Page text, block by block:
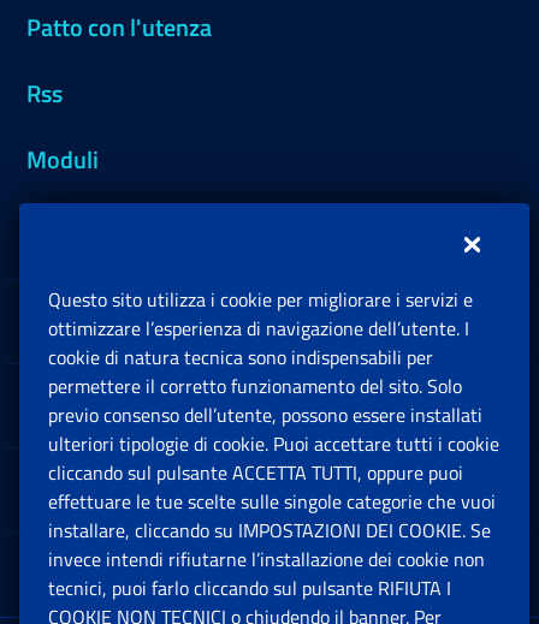
Patto con l'utenza
Rss
Moduli
Sedi e Contatti
Software
Note Legali
App mobile
Questo sito utilizza i cookie per migliorare i servizi e
ottimizzare l’esperienza di navigazione dell’utente. I
cookie di natura tecnica sono indispensabili per
permettere il corretto funzionamento del sito. Solo
previo consenso dell’utente, possono essere installati
ulteriori tipologie di cookie. Puoi accettare tutti i cookie
cliccando sul pulsante ACCETTA TUTTI, oppure puoi
effettuare le tue scelte sulle singole categorie che vuoi
installare, cliccando su IMPOSTAZIONI DEI COOKIE. Se
invece intendi rifiutarne l’installazione dei cookie non
tecnici, puoi farlo cliccando sul pulsante RIFIUTA I
COOKIE NON TECNICI o chiudendo il banner. Per